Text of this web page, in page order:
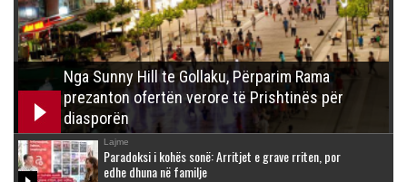
Nga Sunny Hill te Gollaku, Përparim Rama
prezanton ofertën verore të Prishtinës për
diasporën
Lajme
Paradoksi i kohës sonë: Arritjet e grave rriten, por
edhe dhuna në familje